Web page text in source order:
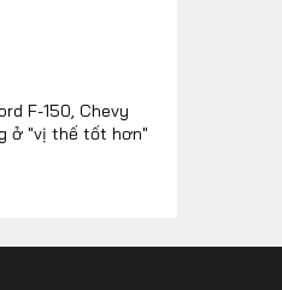
F-150, Chevy
ở "vị thế tốt hơn"